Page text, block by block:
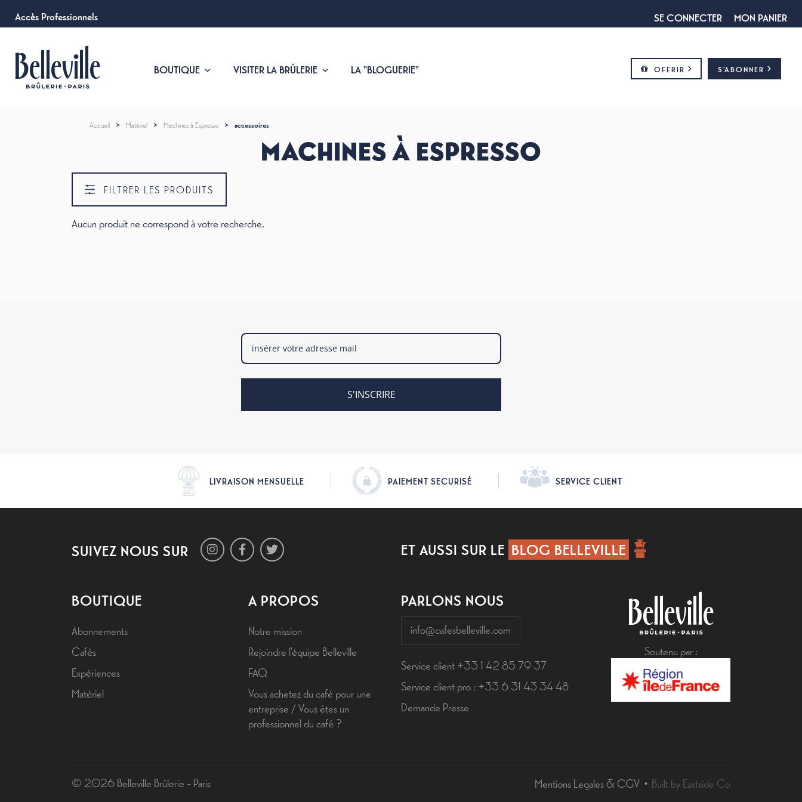
Accès Professionnels SE CONNECTER MON PANIER
BOUTIQUE VISITER LA BRÛLERIE LA "BLOGUERIE" OFFRIR S'ABONNER
Accueil > Matériel > Machines à Espresso > accessoires
MACHINES À ESPRESSO
FILTRER LES PRODUITS
Aucun produit ne correspond à votre recherche.
S'INSCRIRE
LIVRAISON MENSUELLE PAIEMENT SECURISÉ SERVICE CLIENT
SUIVEZ NOUS SUR ET AUSSI SUR LE BLOG BELLEVILLE
BOUTIQUE
Abonnements
Cafés
Expériences
Matériel
A PROPOS
Notre mission
Rejoindre l'équipe Belleville
FAQ
Vous achetez du café pour une
entreprise / Vous êtes un
professionnel du café ?
PARLONS NOUS
info@cafesbelleville.com
Service client +33 1 42 85 79 37
Service client pro : +33 6 31 43 34 48
Demande Presse
Soutenu par :
© 2026 Belleville Brûlerie - Paris Mentions Legales & CGV Built by Eastside Co